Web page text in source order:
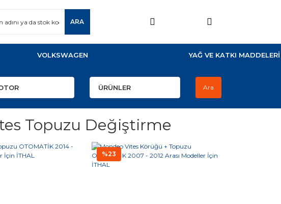
ARA
VOLKSWAGEN YAĞ VE KATKI MADDELERİ
Ara
Topuzu Değiştirme
%23